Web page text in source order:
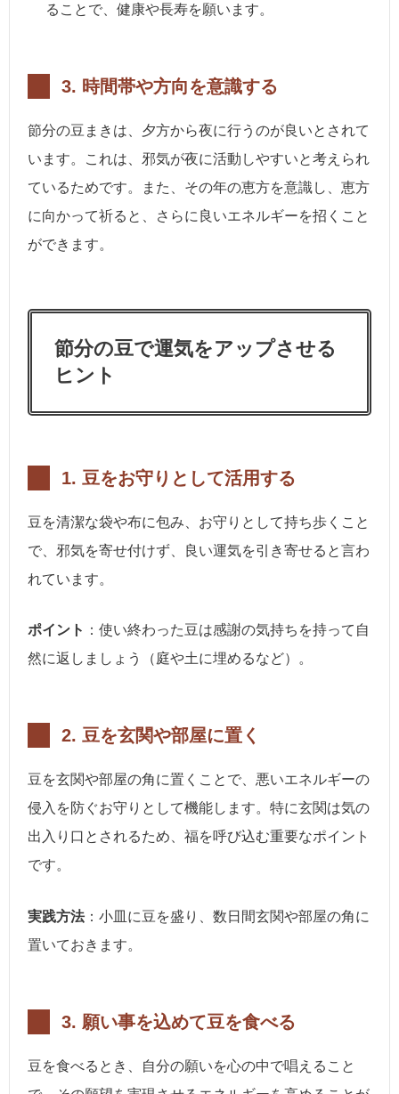
ることで、健康や長寿を願います。
3. 時間帯や方向を意識する
節分の豆まきは、夕方から夜に行うのが良いとされて
います。これは、邪気が夜に活動しやすいと考えられ
ているためです。また、その年の恵方を意識し、恵方
に向かって祈ると、さらに良いエネルギーを招くこと
ができます。
節分の豆で運気をアップさせる
ヒント
1. 豆をお守りとして活用する
豆を清潔な袋や布に包み、お守りとして持ち歩くこと
で、邪気を寄せ付けず、良い運気を引き寄せると言わ
れています。
ポイント ：使い終わった豆は感謝の気持ちを持って自
然に返しましょう（庭や土に埋めるなど）。
2. 豆を玄関や部屋に置く
豆を玄関や部屋の角に置くことで、悪いエネルギーの
侵入を防ぐお守りとして機能します。特に玄関は気の
出入り口とされるため、福を呼び込む重要なポイント
です。
実践方法：小皿に豆を盛り、数日間玄関や部屋の角に
置いておきます。
3. 願い事を込めて豆を食べる
豆を食べるとき、自分の願いを心の中で唱えること